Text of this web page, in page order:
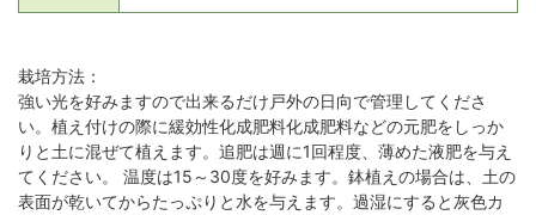
栽培方法：
強い光を好みますので出来るだけ戸外の日向で管理してくださ
い。植え付けの際に緩効性化成肥料化成肥料などの元肥をしっか
りと土に混ぜて植えます。追肥は週に1回程度、薄めた液肥を与え
てください。 温度は15～30度を好みます。鉢植えの場合は、土の
表面が乾いてからたっぷりと水を与えます。過湿にすると灰色カ